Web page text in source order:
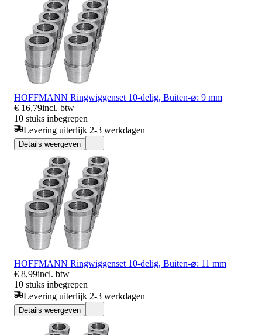
HOFFMANN Ringwiggenset 10-delig, Buiten-⌀: 9 mm
€ 16,79incl. btw
10 stuks inbegrepen
Levering uiterlijk 2-3 werkdagen
Details weergeven
HOFFMANN Ringwiggenset 10-delig, Buiten-⌀: 11 mm
€ 8,99incl. btw
10 stuks inbegrepen
Levering uiterlijk 2-3 werkdagen
Details weergeven